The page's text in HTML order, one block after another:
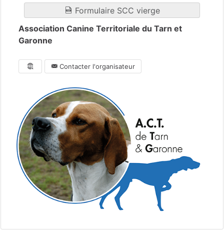
Formulaire SCC vierge
Association Canine Territoriale du Tarn et
Garonne
Contacter l'organisateur